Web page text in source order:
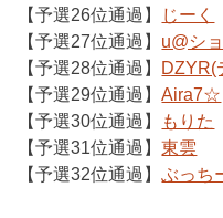
【予選26位通過】
じーく
【予選27位通過】 u@シ
【予選28位通過】 DZYR(
【予選29位通過】Aira7☆
【予選30位通過】
もりた
【予選31位通過】東雲
【予選32位通過】ぶっち